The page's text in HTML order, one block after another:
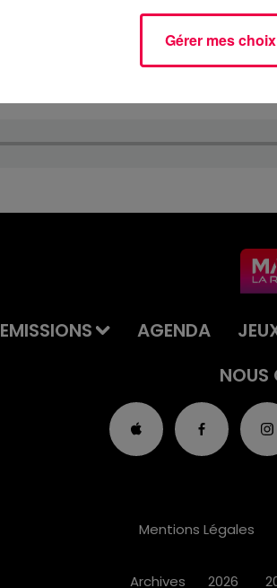
EMISSIONS AGENDA
NOUS
Mentions Légales
Archives 2026
Gérer mes choix